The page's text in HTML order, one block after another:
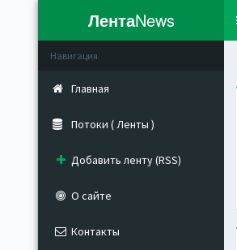
ЛентаNews
Навигация
Главная
Потоки ( Ленты )
Добавить ленту (RSS)
О сайте
Контакты